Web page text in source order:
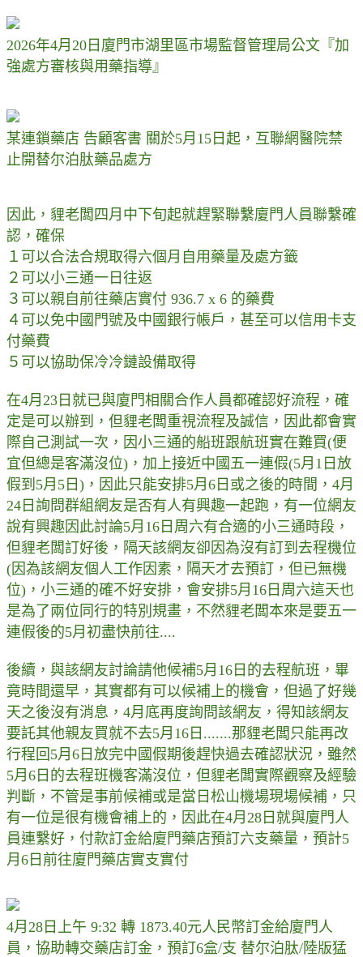
2026年4月20日廈門市湖里區市場監督管理局公文『加
強處方審核與用藥指導』
某連鎖藥店 告顧客書 關於5月15日起，互聯網醫院禁
止開替尔泊肽藥品處方
因此，貍老闆四月中下旬起就趕緊聯繫廈門人員聯繫確
認，確保
１可以合法合規取得六個月自用藥量及處方籤
２可以小三通一日往返
３可以親自前往藥店實付 936.7 x 6 的藥費
４可以免中國門號及中國銀行帳戶，甚至可以信用卡支
付藥費
５可以協助保冷冷鏈設備取得
在4月23日就已與廈門相關合作人員都確認好流程，確
定是可以辦到，但貍老闆重視流程及誠信，因此都會實
際自己測試一次，因小三通的船班跟航班實在難買(便
宜但總是客滿沒位)，加上接近中國五一連假(5月1日放
假到5月5日)，因此只能安排5月6日或之後的時間，4月
24日詢問群組網友是否有人有興趣一起跑，有一位網友
說有興趣因此討論5月16日周六有合適的小三通時段，
但貍老闆訂好後，隔天該網友卻因為沒有訂到去程機位
(因為該網友個人工作因素，隔天才去預訂，但已無機
位)，小三通的確不好安排，會安排5月16日周六這天也
是為了兩位同行的特別規畫，不然貍老闆本來是要五一
連假後的5月初盡快前往....
後續，與該網友討論請他候補5月16日的去程航班，畢
竟時間還早，其實都有可以候補上的機會，但過了好幾
天之後沒有消息，4月底再度詢問該網友，得知該網友
要託其他親友買就不去5月16日.......那貍老闆只能再改
行程回5月6日放完中國假期後趕快過去確認狀況，雖然
5月6日的去程班機客滿沒位，但貍老闆實際觀察及經驗
判斷，不管是事前候補或是當日松山機場現場候補，只
有一位是很有機會補上的，因此在4月28日就與廈門人
員連繫好，付款訂金給廈門藥店預訂六支藥量，預計5
月6日前往廈門藥店實支實付
4月28日上午 9:32 轉 1873.40元人民幣訂金給廈門人
員，協助轉交藥店訂金，預訂6盒/支 替尔泊肽/陸版猛